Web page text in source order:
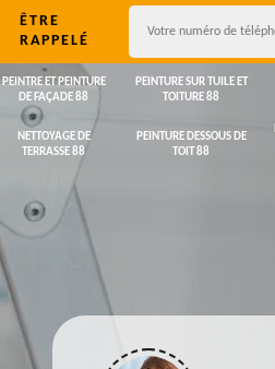
ÊTRE
RAPPELÉ
PEINTRE ET PEINTURE
DE FAÇADE 88
PEINTURE SUR TUILE ET
TOITURE 88
NETTOYAGE DE
TERRASSE 88
PEINTURE DESSOUS DE
TOIT 88